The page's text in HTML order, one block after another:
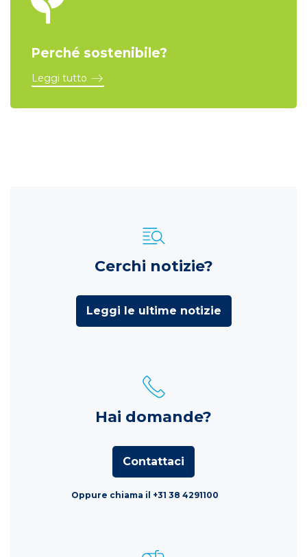
Perché sostenibile?
Leggi tutto
Cerchi notizie?
Leggi le ultime notizie
Hai domande?
Contattaci
Oppure chiama il +31 38 4291100